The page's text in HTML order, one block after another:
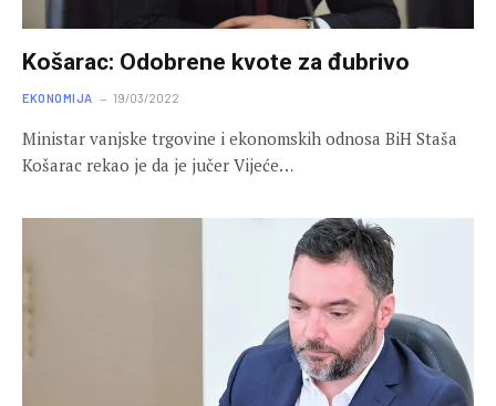
Košarac: Odobrene kvote za đubrivo
EKONOMIJA 19/03/2022
Ministar vanjske trgovine i ekonomskih odnosa BiH Staša
Košarac rekao je da je jučer Vijeće…